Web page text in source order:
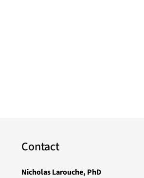
Contact
Nicholas Larouche, PhD